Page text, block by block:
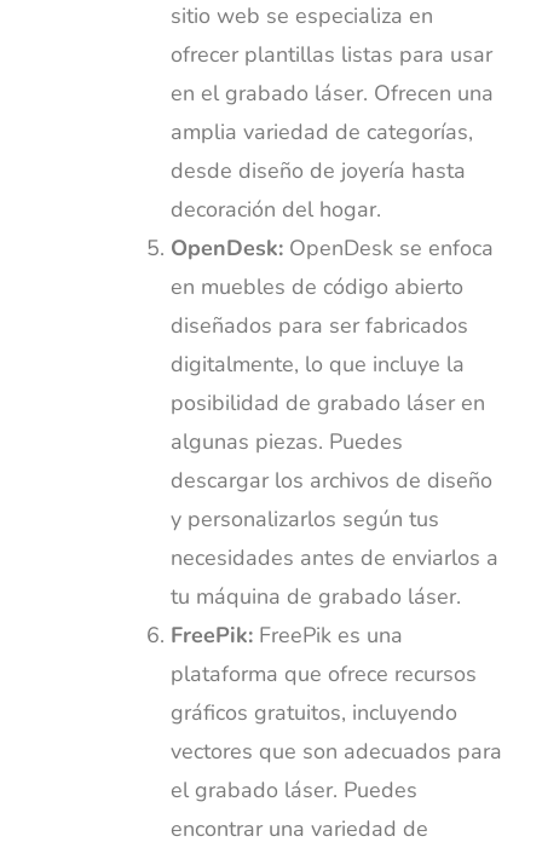
sitio web se especializa en
ofrecer plantillas listas para usar
en el grabado láser. Ofrecen una
amplia variedad de categorías,
desde diseño de joyería hasta
decoración del hogar.
OpenDesk:OpenDesk se enfoca
en muebles de código abierto
diseñados para ser fabricados
digitalmente, lo que incluye la
posibilidad de grabado láser en
algunas piezas. Puedes
descargar los archivos de diseño
y personalizarlos según tus
necesidades antes de enviarlos a
tu máquina de grabado láser.
FreePik:FreePik es una
plataforma que ofrece recursos
gráficos gratuitos, incluyendo
vectores que son adecuados para
el grabado láser. Puedes
encontrar una variedad de